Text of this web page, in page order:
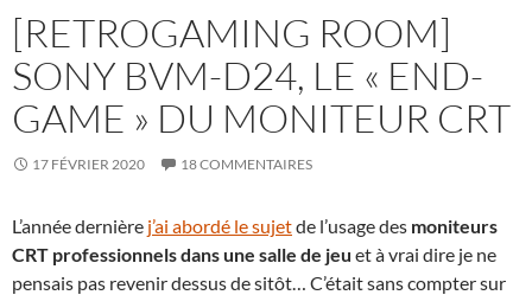
[RETROGAMING ROOM]
SONY BVM-D24, LE « END-
GAME » DU MONITEUR CRT
17 FÉVRIER 2020 18 COMMENTAIRES
L’année dernière j’ai abordé le sujetde l’usage des moniteurs
CRT professionnels dans une salle de jeu et à vrai dire je ne
pensais pas revenir dessus de sitôt… C’était sans compter sur